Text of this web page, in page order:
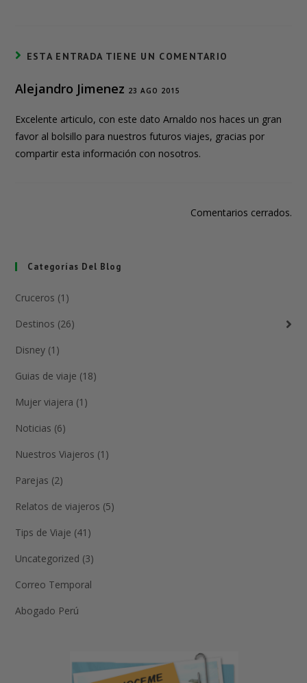
ESTA ENTRADA TIENE UN COMENTARIO
Alejandro Jimenez 23 AGO 2015
Excelente articulo, con este dato Arnaldo nos haces un gran
favor al bolsillo para nuestros futuros viajes, gracias por
compartir esta información con nosotros.
Comentarios cerrados.
Categorías Del Blog
Cruceros (1)
Destinos (26)
Disney (1)
Guias de viaje (18)
Mujer viajera (1)
Noticias (6)
Nuestros Viajeros (1)
Parejas (2)
Relatos de viajeros (5)
Tips de Viaje (41)
Uncategorized (3)
Correo Temporal
Abogado Perú